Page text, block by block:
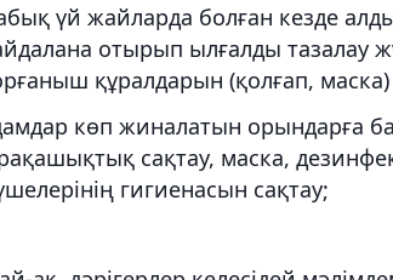
үй жайларда болған кезде
отырып ылғалды тазалау
құралдарын (қолғап,
көп жиналатын орындарға
сақтау, маска,
гигиенасын сақтау;